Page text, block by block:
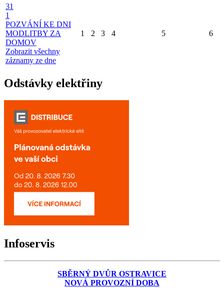
31
1
POZVÁNÍ KE DNI
MODLITBY ZA
DOMOV
Zobrazit všechny
záznamy ze dne
1 2 3 4 5 6
Odstávky elektřiny
Infoservis
SBĚRNÝ DVŮR OSTRAVICE
NOVÁ PROVOZNÍ DOBA